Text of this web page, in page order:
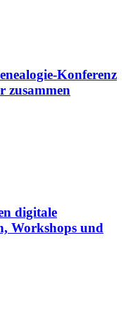
Konferenz
zusammen
digitale
Workshops und